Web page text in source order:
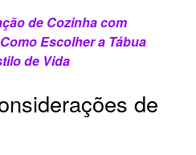
de Cozinha com
Escolher a Tábua
de Vida
de